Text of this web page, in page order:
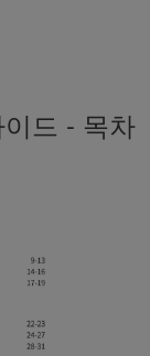
드 - 목차